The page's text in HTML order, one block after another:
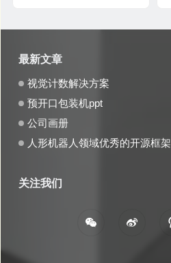
最新文章
视觉计数解决方案
预开口包装机ppt
公司画册
人形机器人领域优秀的开源框架
关注我们